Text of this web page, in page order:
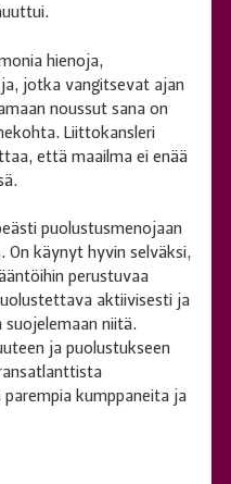
hienoja,
jotka vangitsevat ajan
noussut sana on
Liittokansleri
että maailma ei enää
puolustusmenojaan
On käynyt hyvin selväksi,
perustuvaa
aktiivisesti ja
niitä.
ja puolustukseen
kumppaneita ja